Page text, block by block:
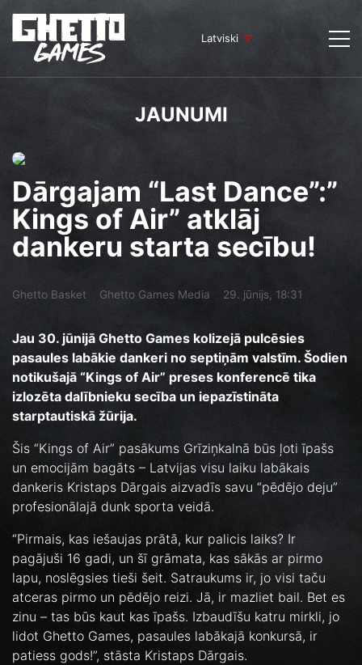
Latviski
JAUNUMI
Dārgajam “Last Dance”:”
Kings of Air” atklāj
dankeru starta secību!
Ghetto Basket Ghetto Games Media 29. jūnijs, 18:31
Jau 30. jūnijā Ghetto Games kolizejā pulcēsies
pasaules labākie dankeri no septiņām valstīm. Šodien
notikušajā “Kings of Air” preses konferencē tika
izlozēta dalībnieku secība un iepazīstināta
starptautiskā žūrija.
Šis “Kings of Air” pasākums Grīziņkalnā būs ļoti īpašs
un emocijām bagāts – Latvijas visu laiku labākais
dankeris Kristaps Dārgais aizvadīs savu “pēdējo deju”
profesionālajā dunk sporta veidā.
“Pirmais, kas iešaujas prātā, kur palicis laiks? Ir
pagājuši 16 gadi, un šī grāmata, kas sākās ar pirmo
lapu, noslēgsies tieši šeit. Satraukums ir, jo visi taču
atceras pirmo un pēdējo reizi. Jā, ir mazliet bail. Bet es
zinu – tas būs kaut kas īpašs. Izbaudīšu katru mirkli, jo
lidot Ghetto Games, pasaules labākajā konkursā, ir
patiess gods!”, stāsta Kristaps Dārgais.